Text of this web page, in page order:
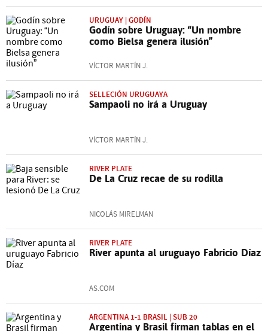
URUGUAY | GODÍN
Godín sobre Uruguay: “Un nombre
como Bielsa genera ilusión”
VÍCTOR MARTÍN J.
SELLECIÓN URUGUAYA
Sampaoli no irá a Uruguay
VÍCTOR MARTÍN J.
RIVER PLATE
De La Cruz recae de su rodilla
NICOLÁS MIRELMAN
RIVER PLATE
River apunta al uruguayo Fabricio Díaz
AS.COM
ARGENTINA 1-1 BRASIL | SUB 20
Argentina y Brasil firman tablas en el